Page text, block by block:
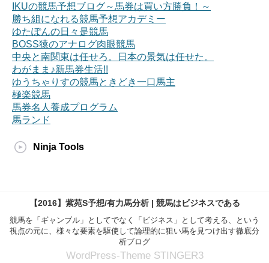
IKUの競馬予想ブログ～馬券は買い方勝負！～
勝ち組になれる競馬予想アカデミー
ゆたぽんの日々是競馬
BOSS猿のアナログ肉眼競馬
中央と南関東は任せろ。日本の景気は任せた。
わがまま♪新馬券生活!!
ゆうちゃりすの競馬ときどき一口馬主
極楽競馬
馬券名人養成プログラム
馬ランド
Ninja Tools
【2016】紫苑S予想/有力馬分析 | 競馬はビジネスである
競馬を「ギャンブル」としてでなく「ビジネス」として考える、という
視点の元に、様々な要素を駆使して論理的に狙い馬を見つけ出す徹底分
析ブログ
WordPress-Theme STINGER3